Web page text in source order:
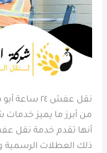
نقل عفش ٢٤ ساعة أبو فطيرة
من أبرز ما يميز
ذلك العطلات الرسمية